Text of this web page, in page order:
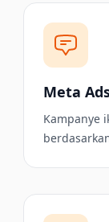
Meta
Kampanye